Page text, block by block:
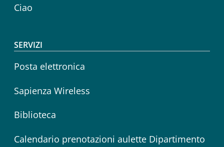
Ciao
SERVIZI
Posta elettronica
Sapienza Wireless
Biblioteca
Calendario prenotazioni aulette Dipartimento